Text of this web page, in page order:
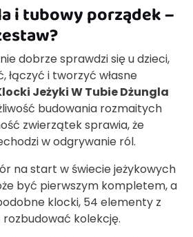
i tubowy porządek –
dobrze sprawdzi się u dzieci,
łączyć i tworzyć własne
Jeżyki W Tubie Dżungla
budowania rozmaitych
zwierzątek sprawia, że
w odgrywanie ról.
na start w świecie jeżykowych
być pierwszym kompletem, a
klocki, 54 elementy z
kolekcję.